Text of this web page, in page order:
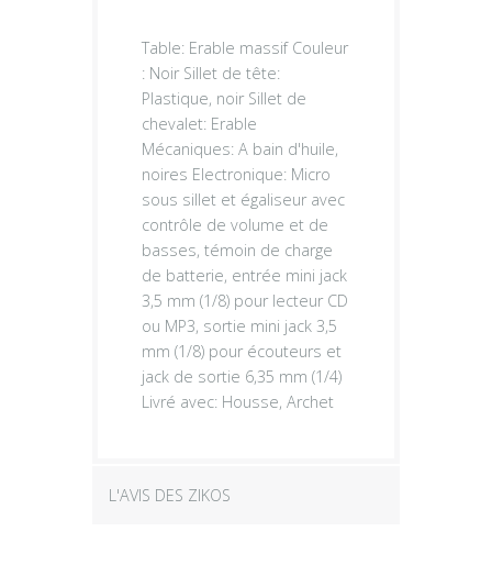
Table: Erable massif Couleur
: Noir Sillet de tête:
Plastique, noir Sillet de
chevalet: Erable
Mécaniques: A bain d'huile,
noires Electronique: Micro
sous sillet et égaliseur avec
contrôle de volume et de
basses, témoin de charge
de batterie, entrée mini jack
3,5 mm (1/8) pour lecteur CD
ou MP3, sortie mini jack 3,5
mm (1/8) pour écouteurs et
jack de sortie 6,35 mm (1/4)
Livré avec: Housse, Archet
L'AVIS DES ZIKOS